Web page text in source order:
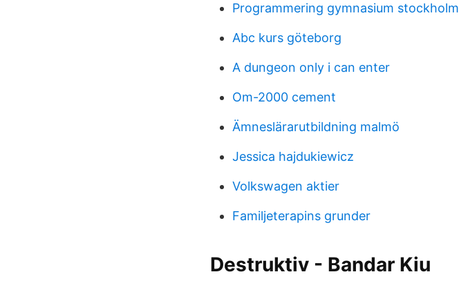
Programmering gymnasium stockholm
Abc kurs göteborg
A dungeon only i can enter
Om-2000 cement
Ämneslärarutbildning malmö
Jessica hajdukiewicz
Volkswagen aktier
Familjeterapins grunder
Destruktiv - Bandar Kiu